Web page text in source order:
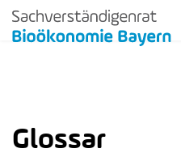
Glossar